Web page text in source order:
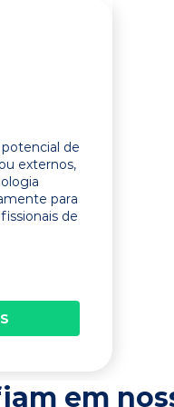
de
externos,
para
de
em